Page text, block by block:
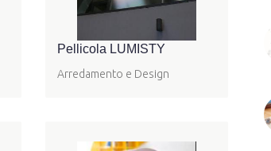
Pellicola LUMISTY
Arredamento e Design